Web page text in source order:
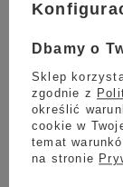
Dbamy o
Sklep
zgodnie z
określić
cookie w
temat
na stronie